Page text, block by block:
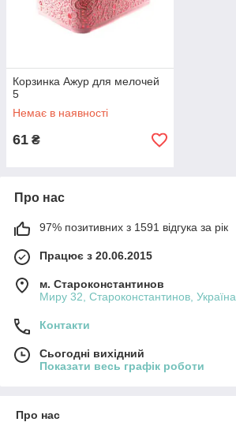
Корзинка Ажур для мелочей
5
Немає в наявності
61 ₴
Про нас
97% позитивних з 1591 відгука за рік
Працює з 20.06.2015
м. Староконстантинов
Миру 32, Староконстантинов, Україна
Контакти
Сьогодні вихідний
Показати весь графік роботи
Про нас